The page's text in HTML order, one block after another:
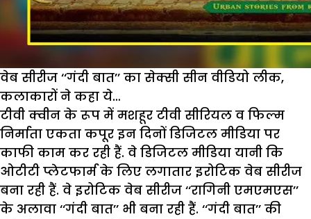
वेब सीरीज ‘‘गंदी बात’’ का सेक्सी सीन वीडियो लीक,
कलाकारों ने कहा ये…
टीवी क्वीन के रूप में मशहूर टीवी सीरियल व फिल्म
निर्माता एकता कपूर इन दिनों डिजिटल मीडिया पर
काफी काम कर रही हैं. वे डिजिटल मीडिया यानी कि
ओटीटी प्लेटफार्म के लिए लगातार इरोटिक वेब सीरीज
बना रही हैं. वे इरोटिक वेब सीरीज ‘‘रागिनी एमएमएस’’
के अलावा ‘‘गंदी बात’’ भी बना रही हैं. ‘‘गंदी बात’’ की